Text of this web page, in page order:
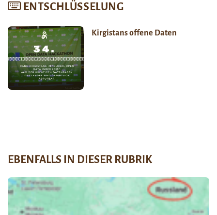
ENTSCHLÜSSELUNG
Kirgistans offene Daten
EBENFALLS IN DIESER RUBRIK